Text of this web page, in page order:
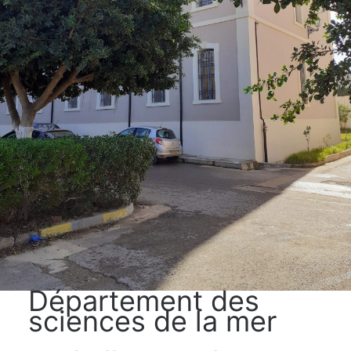
Département des
sciences de la mer